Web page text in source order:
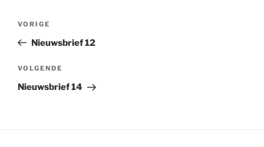
Vorig
bericht
VORIGE
Nieuwsbrief 12
Volgend
bericht
VOLGENDE
Nieuwsbrief 14